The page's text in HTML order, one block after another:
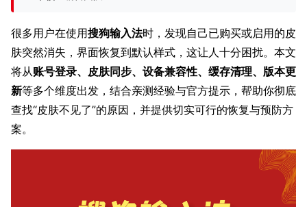
很多用户在使用搜狗输入法时，发现自己已购买或启用的皮
肤突然消失，界面恢复到默认样式，这让人十分困扰。本文
将从账号登录、皮肤同步、设备兼容性、缓存清理、版本更
新等多个维度出发，结合亲测经验与官方提示，帮助你彻底
查找“皮肤不见了”的原因，并提供切实可行的恢复与预防方
案。